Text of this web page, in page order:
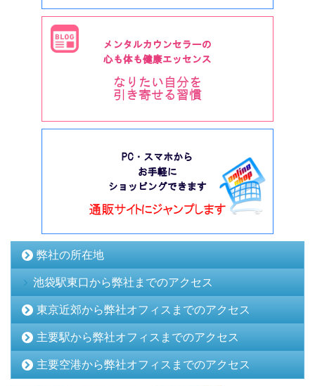
弊社の所在地
池袋駅東口から弊社までのアクセス
東京近郊から弊社オフィスまでのアクセス
主要駅から弊社オフィスまでのアクセス
主要空港から弊社オフィスまでのアクセス